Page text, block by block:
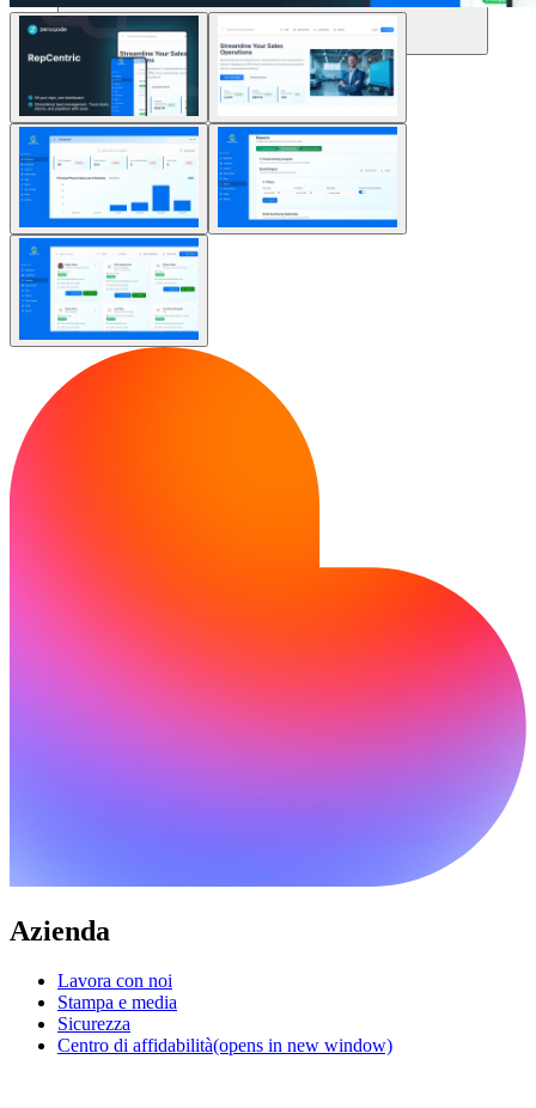
Comunità
Sicurezza
Accedi Inizia ora
Azienda
Lavora con noi
Stampa e media
Sicurezza
Centro di affidabilità(opens in new window)